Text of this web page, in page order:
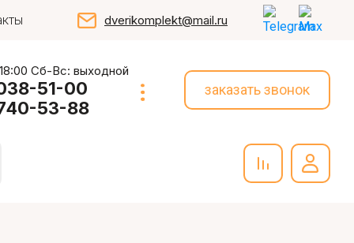
dverikomplekt@mail.ru
Сб-Вс: выходной
51-00
53-88
заказать звонок